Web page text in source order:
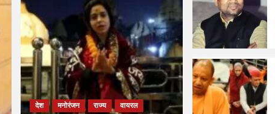
देश मनोरंजन राज्य वायरल